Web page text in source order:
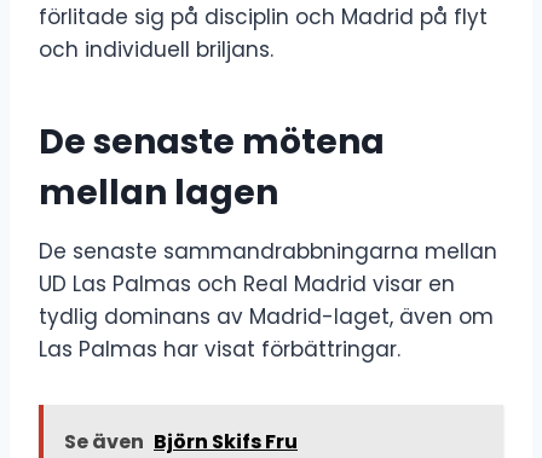
förlitade sig på disciplin och Madrid på flyt
och individuell briljans.
De senaste mötena
mellan lagen
De senaste sammandrabbningarna mellan
UD Las Palmas och Real Madrid visar en
tydlig dominans av Madrid-laget, även om
Las Palmas har visat förbättringar.
Se även Björn Skifs Fru